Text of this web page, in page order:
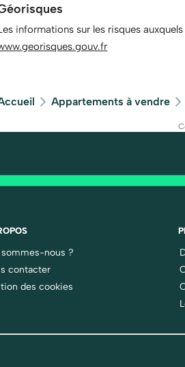
informations sur les risques
Appartements à vendre
nous ?
contacter
des cookies